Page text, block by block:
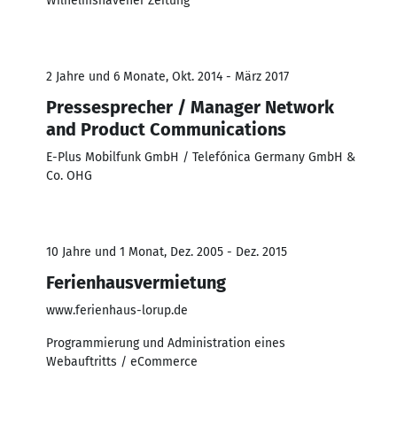
2 Jahre und 6 Monate, Okt. 2014 - März 2017
Pressesprecher / Manager Network
and Product Communications
E-Plus Mobilfunk GmbH / Telefónica Germany GmbH &
Co. OHG
10 Jahre und 1 Monat, Dez. 2005 - Dez. 2015
Ferienhausvermietung
www.ferienhaus-lorup.de
Programmierung und Administration eines
Webauftritts / eCommerce